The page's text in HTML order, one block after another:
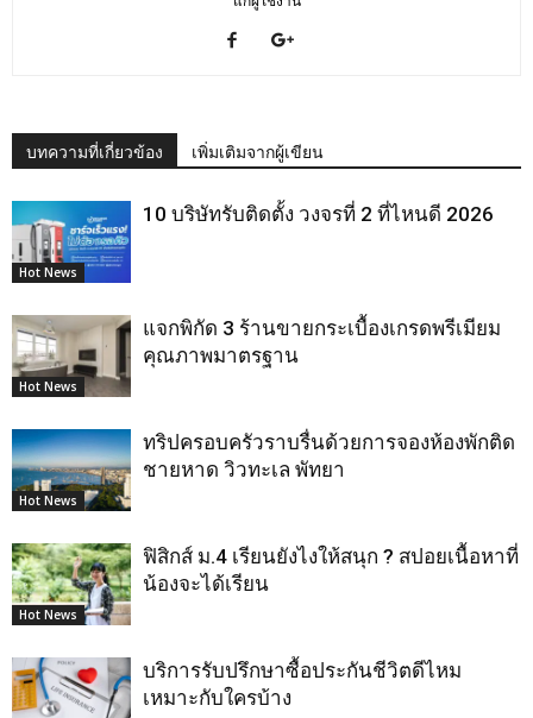
บทความที่เกี่ยวข้อง เพิ่มเติมจากผู้เขียน
Hot News
10 บริษัทรับติดตั้ง วงจรที่ 2 ที่ไหนดี 2026
Hot News
แจกพิกัด 3 ร้านขายกระเบื้องเกรดพรีเมียม
คุณภาพมาตรฐาน
Hot News
ทริปครอบครัวราบรื่นด้วยการจองห้องพักติด
ชายหาด วิวทะเล พัทยา
Hot News
ฟิสิกส์ ม.4 เรียนยังไงให้สนุก ? สปอยเนื้อหาที่
น้องจะได้เรียน
บริการรับปรึกษาซื้อประกันชีวิตดีไหม
เหมาะกับใครบ้าง